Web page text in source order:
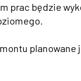
prac będzie
planowane